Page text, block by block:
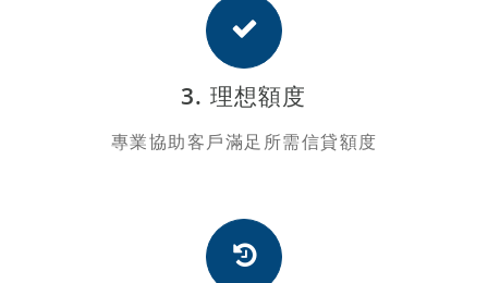
3. 理想額度
專業協助客戶滿足所需信貸額度